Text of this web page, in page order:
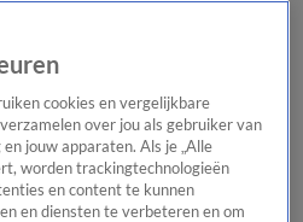
de Dag Onze categorieën Laatste
de Dag Podcast
cookies en vergelijkbare
over jou als gebruiker van
jouw apparaten. Als je „Alle
worden trackingtechnologieën
en content te kunnen
en diensten te verbeteren en om